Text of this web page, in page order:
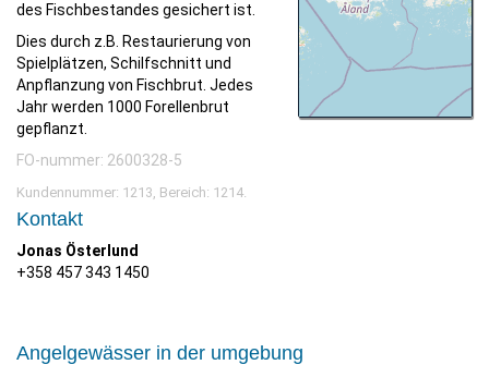
des Fischbestandes gesichert ist.
Dies durch z.B. Restaurierung von
Spielplätzen, Schilfschnitt und
Anpflanzung von Fischbrut. Jedes
Jahr werden 1000 Forellenbrut
gepflanzt.
FO-nummer: 2600328-5
Kundennummer: 1213, Bereich: 1214.
Kontakt
Jonas Österlund
+358 457 343 1450
Angelgewässer in der umgebung